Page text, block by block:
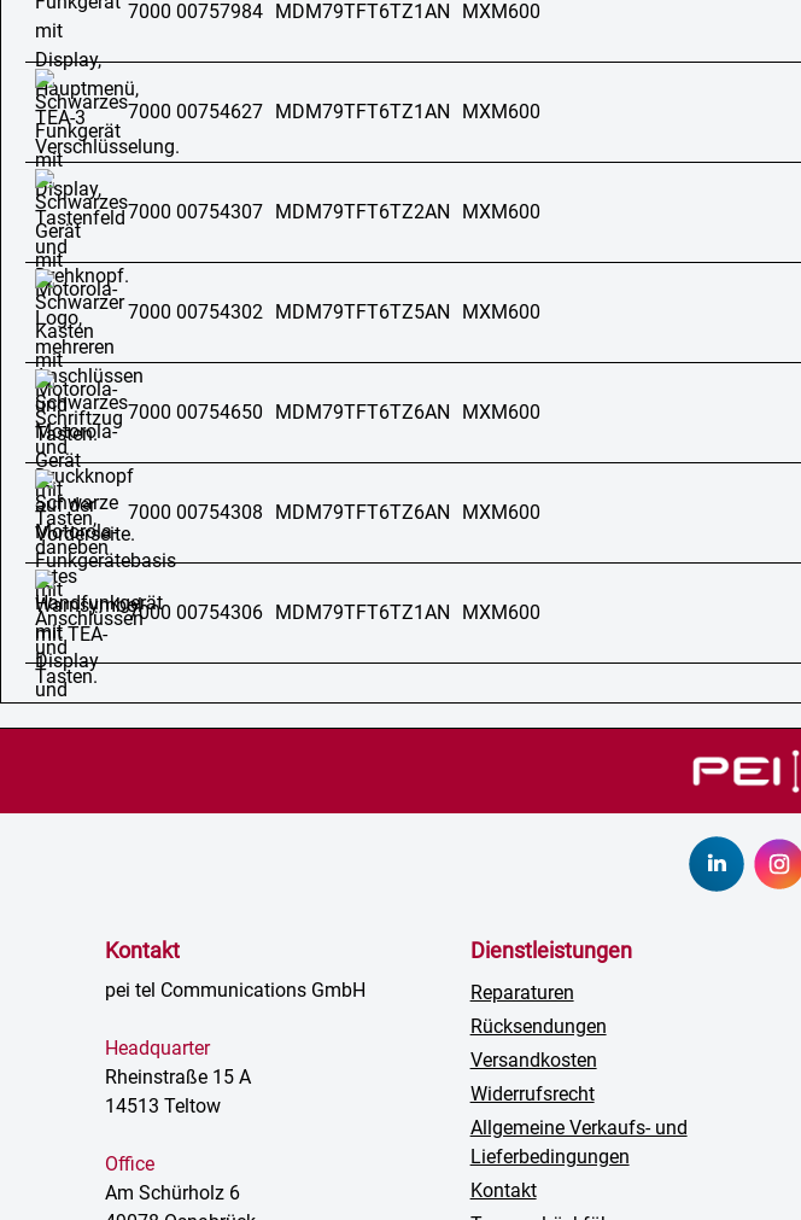
7000 00757984 MDM79TFT6TZ1AN MXM600
7000 00754627 MDM79TFT6TZ1AN MXM600
7000 00754307 MDM79TFT6TZ2AN MXM600
7000 00754302 MDM79TFT6TZ5AN MXM600
7000 00754650 MDM79TFT6TZ6AN MXM600
7000 00754308 MDM79TFT6TZ6AN MXM600
7000 00754306 MDM79TFT6TZ1AN MXM600
Kontakt
pei tel Communications GmbH
Headquarter
Rheinstraße 15 A
14513 Teltow
Office
Am Schürholz 6
Dienstleistungen
Reparaturen
Rücksendungen
Versandkosten
Widerrufsrecht
Allgemeine Verkaufs- und
Lieferbedingungen
Kontakt